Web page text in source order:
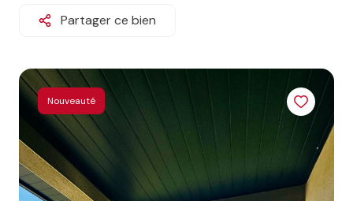
ALERTE-
CONTACT
NOS
PARTENAIRES
BLOG
Partager ce bien
Nouveauté